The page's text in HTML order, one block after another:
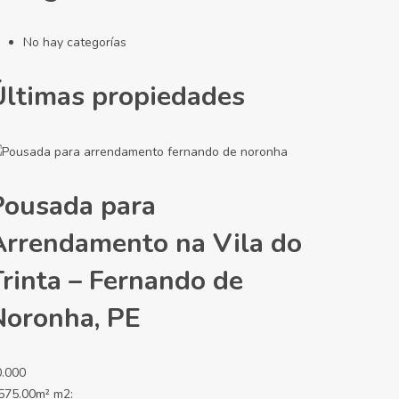
No hay categorías
propiedades
para
na Vila do
– Fernando de
PE
m2: